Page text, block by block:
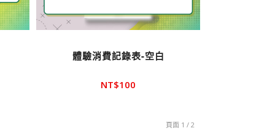
體驗消費記錄表-空白
NT$100
頁面 1 / 2